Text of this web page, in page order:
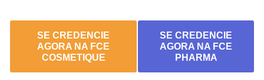
SE CREDENCIE
AGORA NA FCE
COSMETIQUE
SE CREDENCIE
AGORA NA FCE
PHARMA